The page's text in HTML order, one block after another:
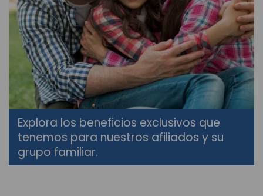
Explora los beneficios exclusivos que
tenemos para nuestros afiliados y su
grupo familiar.